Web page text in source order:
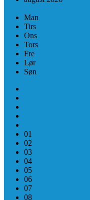
Man
Tirs
Ons
Tors
Fre
Lør
Søn
01
02
03
04
05
06
07
08